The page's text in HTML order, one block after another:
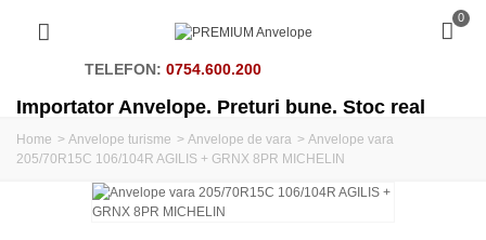
0
TELEFON: 0754.600.200
Importator Anvelope. Preturi bune. Stoc real
Home > Anvelope turisme > Anvelope de vara > Anvelope vara
205/70R15C 106/104R AGILIS + GRNX 8PR MICHELIN